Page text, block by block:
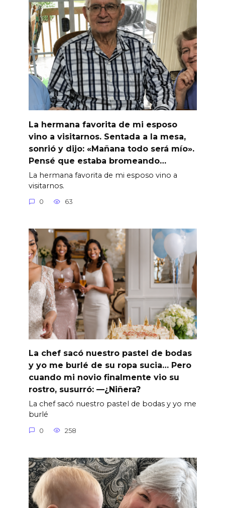
La hermana favorita de mi esposo
vino a visitarnos. Sentada a la mesa,
sonrió y dijo: «Mañana todo será mío».
Pensé que estaba bromeando…
La hermana favorita de mi esposo vino a
visitarnos.
0 63
La chef sacó nuestro pastel de bodas
y yo me burlé de su ropa sucia… Pero
cuando mi novio finalmente vio su
rostro, susurró: —¿Niñera?
La chef sacó nuestro pastel de bodas y yo me
burlé
0 258